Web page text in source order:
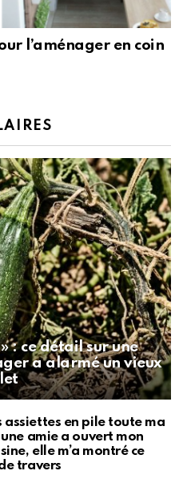
l’aménager en coin
: ce détail sur une
a alarmé un vieux
assiettes en pile toute ma
amie a ouvert mon
elle m’a montré ce
travers